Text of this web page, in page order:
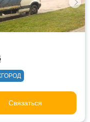
Связаться